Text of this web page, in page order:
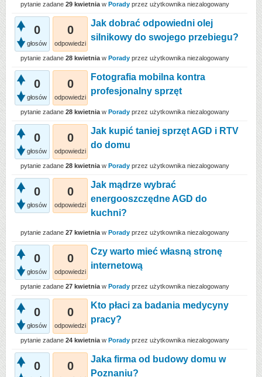
pytanie zadane 29 kwietnia w Porady przez użytkownika niezalogowany
0
głosów
0
odpowiedzi
Jak dobrać odpowiedni olej
silnikowy do swojego przebiegu?
pytanie zadane 28 kwietnia w Porady przez użytkownika niezalogowany
0
głosów
0
odpowiedzi
Fotografia mobilna kontra
profesjonalny sprzęt
pytanie zadane 28 kwietnia w Porady przez użytkownika niezalogowany
0
głosów
0
odpowiedzi
Jak kupić taniej sprzęt AGD i RTV
do domu
pytanie zadane 28 kwietnia w Porady przez użytkownika niezalogowany
0
głosów
0
odpowiedzi
Jak mądrze wybrać
energooszczędne AGD do
kuchni?
pytanie zadane 27 kwietnia w Porady przez użytkownika niezalogowany
0
głosów
0
odpowiedzi
Czy warto mieć własną stronę
internetową
pytanie zadane 27 kwietnia w Porady przez użytkownika niezalogowany
0
głosów
0
odpowiedzi
Kto płaci za badania medycyny
pracy?
pytanie zadane 24 kwietnia w Porady przez użytkownika niezalogowany
0 0
Jaka firma od budowy domu w
Poznaniu?